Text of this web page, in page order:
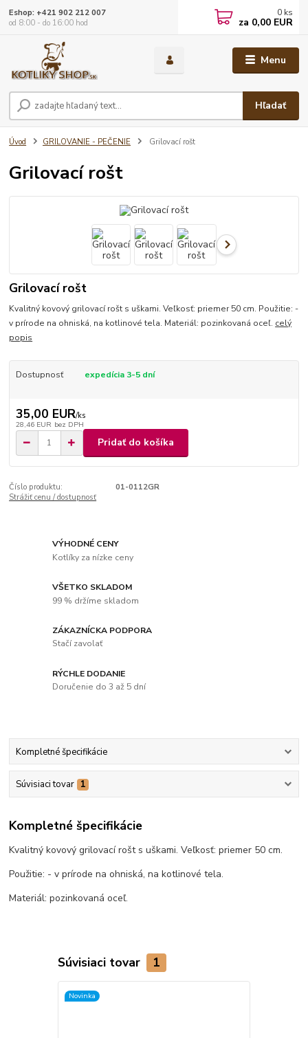
Menu
Hľadať
Eshop: +421 902 212 007
od 8:00 - do 16:00 hod
0 ks
za 0,00 EUR
Úvod GRILOVANIE - PEČENIE Grilovací rošt
Grilovací rošt
Grilovací rošt
Kvalitný kovový grilovací rošt s uškami. Veľkosť: priemer 50 cm. Použitie: -
v prírode na ohniská, na kotlinové tela. Materiál: pozinkovaná oceľ. celý
popis
Dostupnosť expedícia 3-5 dní
35,00 EUR/ks
28,46 EUR bez DPH
Pridať do košíka
Číslo produktu:
01-0112GR
Strážiť cenu / dostupnosť
VÝHODNÉ CENY
Kotlíky za nízke ceny
VŠETKO SKLADOM
99 % držíme skladom
ZÁKAZNÍCKA PODPORA
Stačí zavolať
RÝCHLE DODANIE
Doručenie do 3 až 5 dní
Kompletné špecifikácie
Súvisiaci tovar 1
Kompletné špecifikácie
Kvalitný kovový grilovací rošt s uškami. Veľkosť: priemer 50 cm.
Použitie: - v prírode na ohniská, na kotlinové tela.
Materiál: pozinkovaná oceľ.
Súvisiaci tovar 1
Novinka